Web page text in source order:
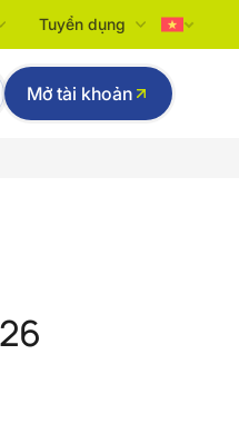
Tuyển dụng
Tiếng Việt
English
Mở tài khoản